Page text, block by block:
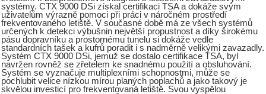
systémy. CTX 9000 DSi získal certifikaci TSA a dokáže svým
uživatelům výrazně pomoci při práci v náročném prostředí
frekventovaného letiště. V současné době má ze všech systémů
určených k detekci výbušnin největší propustnost a díky širokému
pásu dopravníku a prostornému tunelu si dokáže vedle
standardních tašek a kufrů poradit i s nadměrně velikými zavazadly.
Systém CTX 9000 DSi, jemuž se dostalo certifikace TSA, byl
navržen rovněž se zřetelem ke snadnému použití a obsluhování.
Systém se vyznačuje multiplexními schopnostmi, může se
pochlubit velice nízkou mírou planých poplachů a jako takový je
skvělou investicí pro frekventovaná letiště. Svou vyspělou